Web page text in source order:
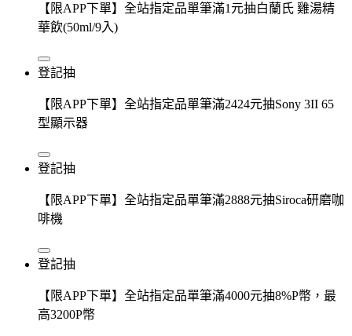
【限APP下單】全站指定品單筆滿1元抽白蘭氏 雞湯精
華飲(50ml/9入)
登記抽
【限APP下單】全站指定品單筆滿2424元抽Sony 3II 65
型顯示器
登記抽
【限APP下單】全站指定品單筆滿2888元抽Siroca研磨咖
啡機
登記抽
【限APP下單】全站指定品單筆滿4000元抽8%P幣，最
高3200P幣